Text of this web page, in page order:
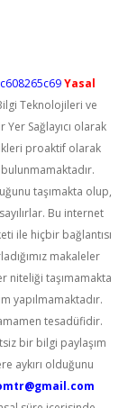
Yasal
Teknolojileri ve
Sağlayıcı olarak
proaktif olarak
taşımakta olup,
Bu internet
ile hiçbir bağlantısı
makaleler
niteliği taşımamakta
yapılmamaktadır.
tesadüfidir.
bir bilgi paylaşım
aykırı olduğunu